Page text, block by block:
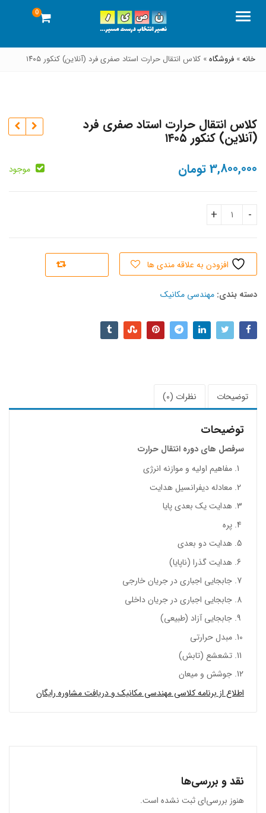
منو 0
خانه» فروشگاه» کلاس انتقال حرارت استاد صفری فرد (آنلاین) کنکور ۱۴۰۵
کلاس انتقال حرارت استاد صفری فرد
(آنلاین) کنکور ۱۴۰۵
3,800,000تومان موجود
کلاس انتقال حرارت استاد صفری فرد (آنلاین) کنکور 1405 quantity
افزودن به علاقه مندی ها
دسته بند‌ی: مهندسی مکانیک
توضیحات نظرات (0)
توضیحات
سرفصل های دوره انتقال حرارت
مفاهیم اولیه و موازنه انرژی
معادله دیفرانسیل هدایت
هدایت یک بعدی پایا
پره
هدایت دو بعدی
هدایت گذرا (ناپایا)
جابجایی اجباری در جریان خارجی
جابجایی اجباری در جریان داخلی
جابجایی آزاد (طبیعی)
مبدل حرارتی
تشعشع (تابش)
جوشش و میعان
اطلاع از برنامه کلاسی مهندسی مکانیک و دریافت مشاوره رایگان
نقد و بررسی‌ها
هنوز بررسی‌ای ثبت نشده است.